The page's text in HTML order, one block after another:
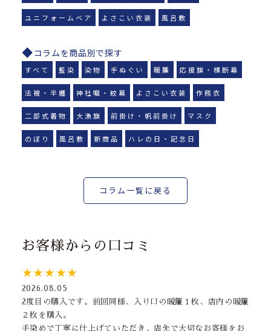
ユニフォームベア よさこい衣装 風呂敷
コラムを商品別で探す
すべて 藍染 染物 手ぬぐい 暖簾 応援旗・横断幕
法被・半纏 神社幟・紋幕 よさこい衣装 作務衣
二部式着物 大漁旗 前掛け・帆前掛け マスク
のぼり 風呂敷 新商品 ハレの日・記念日
コラム一覧に戻る
お客様からの口コミ
★★★★★
2026.08.05
2度目の購入です。前回同様、入り口の暖簾１枚、店内の暖簾
２枚を購入。
手染めで丁寧に仕上げていただき、店先で大切なお客様をお